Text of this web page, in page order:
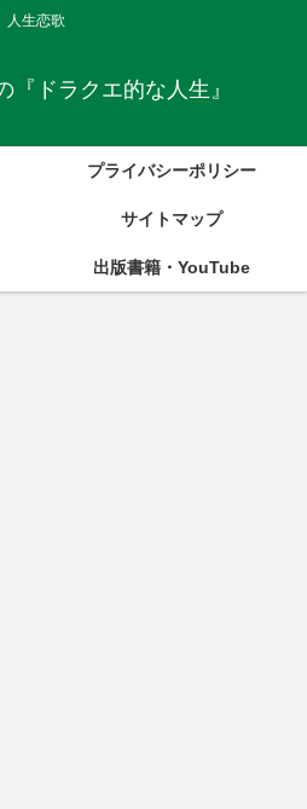
人生恋歌
『ドラクエ的な人生』
プライバシーポリシー
サイトマップ
出版書籍・YouTube